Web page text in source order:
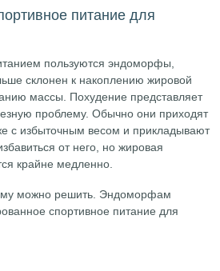
питание для
пользуются эндоморфы,
склонен к накоплению жировой
массы. Похудение представляет
проблему. Обычно они приходят
с избыточным весом и прикладывают
от него, но жировая
крайне медленно.
можно решить. Эндоморфам
спортивное питание для